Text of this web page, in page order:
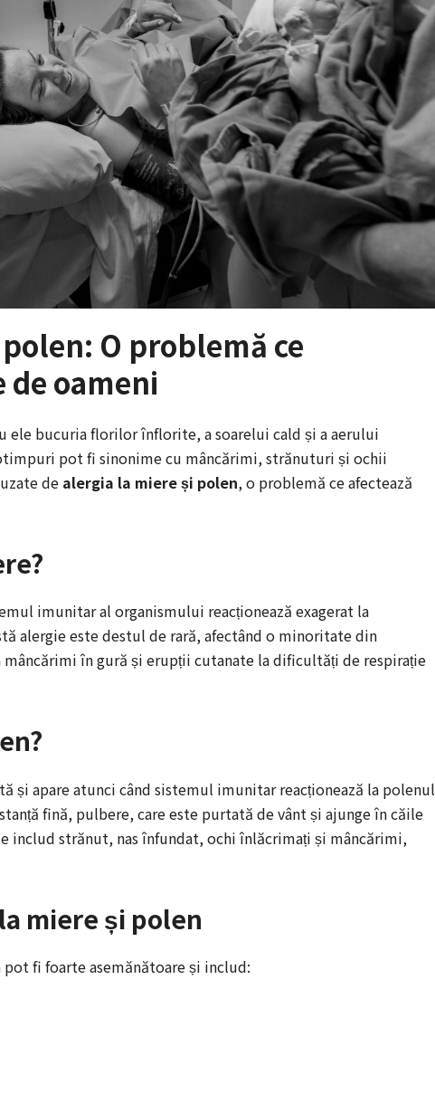
O problemă ce
de oameni
ele bucuria florilor înflorite, a soarelui cald și a aerului
pot fi sinonime cu mâncărimi, strănuturi și ochii
de alergia la miere și polen, o problemă ce afectează
imunitar al organismului reacționează exagerat la
alergie este destul de rară, afectând o minoritate din
în gură și erupții cutanate la dificultăți de respirație
și apare atunci când sistemul imunitar reacționează la polenul
fină, pulbere, care este purtată de vânt și ajunge în căile
includ strănut, nas înfundat, ochi înlăcrimați și mâncărimi,
miere și polen
fi foarte asemănătoare și includ: